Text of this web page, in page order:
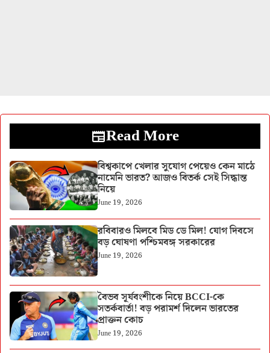
Read More
বিশ্বকাপে খেলার সুযোগ পেয়েও কেন মাঠে
নামেনি ভারত? আজও বিতর্ক সেই সিদ্ধান্ত
নিয়ে
June 19, 2026
রবিবারও মিলবে মিড ডে মিল! যোগ দিবসে
বড় ঘোষণা পশ্চিমবঙ্গ সরকারের
June 19, 2026
বৈভব সূর্যবংশীকে নিয়ে BCCI-কে
সতর্কবার্তা! বড় পরামর্শ দিলেন ভারতের
প্রাক্তন কোচ
June 19, 2026